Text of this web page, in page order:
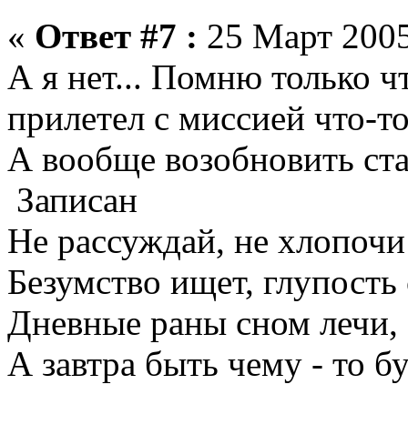
« Ответ #7 : 25 Март
А я нет... Помню только
прилетел с миссией что-
А вообще возобновить
Записан
Не рассуждай, не
Безумство ищет, глупость
Дневные раны сном лечи,
А завтра быть чему - то